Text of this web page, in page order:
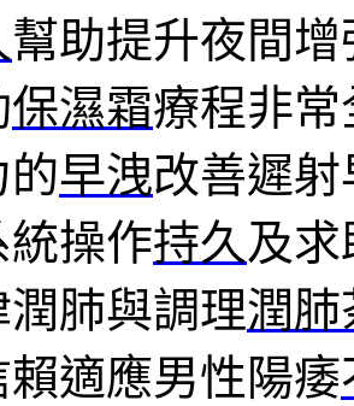
幫助提升夜間
保濕霜療程非
的早洩改善遲
統操作持久 及
肺與調理潤肺
適應男性陽痿